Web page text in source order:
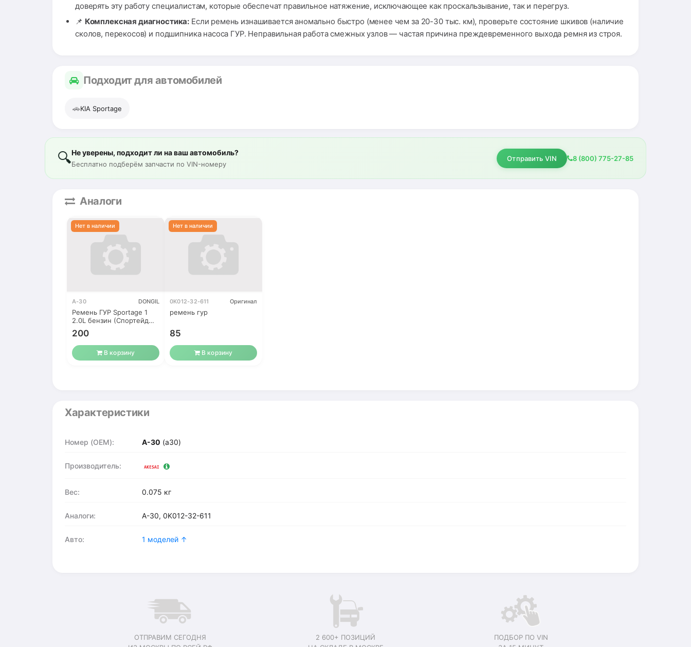
доверять эту работу специалистам, которые обеспечат правильное натяжение, исключающее как проскальзывание, так и перегруз.
📌 Комплексная диагностика: Если ремень изнашивается аномально быстро (менее чем за 20-30 тыс. км), проверьте состояние шкивов (наличие
сколов, перекосов) и подшипника насоса ГУР. Неправильная работа смежных узлов — частая причина преждевременного выхода ремня из строя.
Подходит для автомобилей
🚗KIA Sportage
🔍Не уверены, подходит ли на ваш автомобиль?
Бесплатно подберём запчасти по VIN-номеру
Отправить VIN 8 (800) 775-27-85
Аналоги
A-30 DONGIL
Ремень ГУР Sportage 1
2.0L бензин (Спортейдж
первого
200
В корзину
0K012-32-611 Оригинал
ремень гур
85
В корзину
Характеристики
Номер (OEM): A-30 (a30)
Производитель:
Вес: 0.075 кг
Аналоги: A-30, 0K012-32-611
Авто: 1 моделей ↑
ОТПРАВИМ СЕГОДНЯ
2 600+ ПОЗИЦИЙ
ПОДБОР ПО VIN